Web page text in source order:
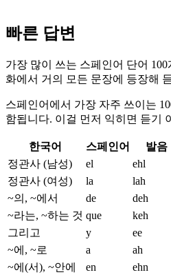
빠른 답변
가장 많이 쓰는 스페인어 단어 100
화에서 거의 모든 문장에 등장해
스페인어에서 가장 자주 쓰이는
함됩니다. 이걸 먼저 익히면 듣기
한국어 스페인어 발음
정관사 (남성)
el ehl
정관사 (여성)
la lah
~의, ~에서
de deh
~라는, ~하는 것 que keh
그리고
y ee
~에, ~로
a ah
~에(서), ~안에
en ehn